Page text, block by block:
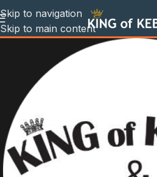
Skip to navigation
Skip to main content